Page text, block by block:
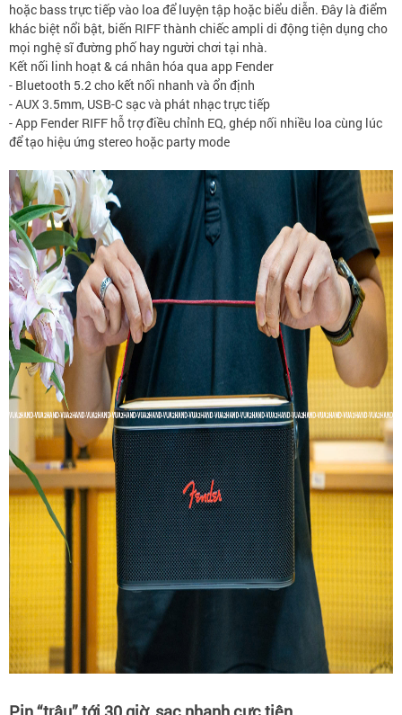
hoặc bass trực tiếp vào loa để luyện tập hoặc biểu diễn. Đây là điểm
khác biệt nổi bật, biến RIFF thành chiếc ampli di động tiện dụng cho
mọi nghệ sĩ đường phố hay người chơi tại nhà.
Kết nối linh hoạt & cá nhân hóa qua app Fender
- Bluetooth 5.2 cho kết nối nhanh và ổn định
- AUX 3.5mm, USB-C sạc và phát nhạc trực tiếp
- App Fender RIFF hỗ trợ điều chỉnh EQ, ghép nối nhiều loa cùng lúc
để tạo hiệu ứng stereo hoặc party mode